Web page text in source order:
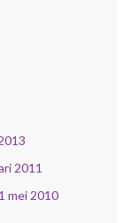
2011
mei 2010